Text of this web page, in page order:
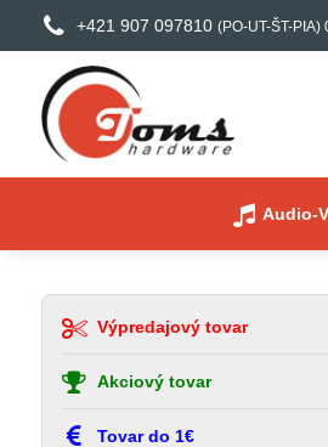
+421 907 097810 (PO-UT-ŠT-PIA)
Audio-
Výpredajový tovar
Akciový tovar
Tovar do 1€